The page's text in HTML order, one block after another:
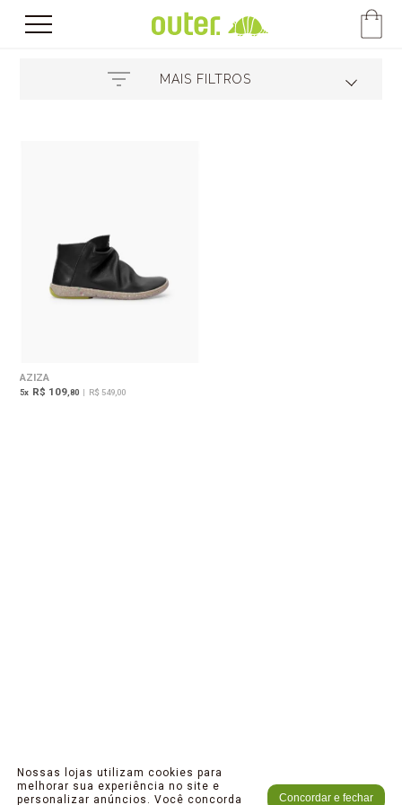
MAIS FILTROS
AZIZA
5x R$ 109 ,80 | R$ 549,00
Nossas lojas utilizam cookies para
melhorar sua experiência no site e
personalizar anúncios. Você concorda
Concordar e fechar